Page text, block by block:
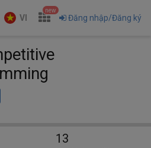
VI
new
Đăng nhập/Đăng ký
13